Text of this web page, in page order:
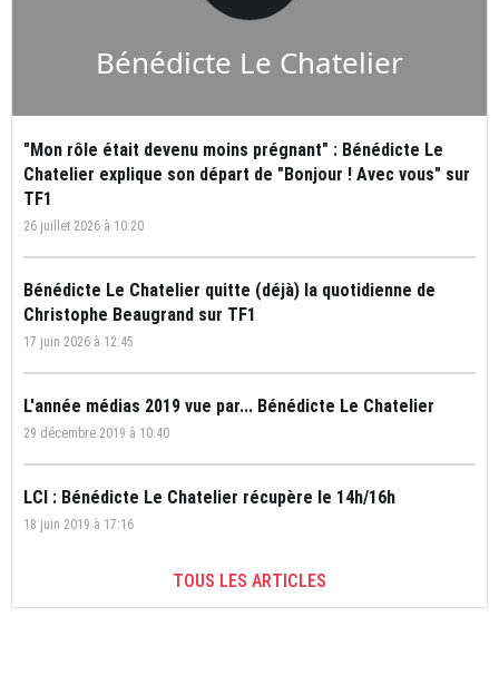
Bénédicte Le Chatelier
"Mon rôle était devenu moins prégnant" : Bénédicte Le
Chatelier explique son départ de "Bonjour ! Avec vous" sur
TF1
26 juillet 2026 à 10:20
Bénédicte Le Chatelier quitte (déjà) la quotidienne de
Christophe Beaugrand sur TF1
17 juin 2026 à 12:45
L'année médias 2019 vue par... Bénédicte Le Chatelier
29 décembre 2019 à 10:40
LCI : Bénédicte Le Chatelier récupère le 14h/16h
18 juin 2019 à 17:16
TOUS LES ARTICLES